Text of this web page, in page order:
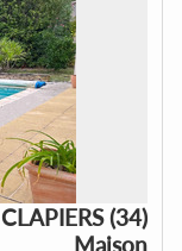
CLAPIERS (34)
Maison